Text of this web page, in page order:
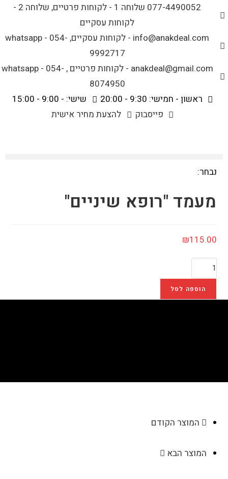
077-4490052 שלוחה 1 - לקוחות פרטיים, שלוחה 2 -
לקוחות עסקיים
info@anakdeal.com - לקוחות עסקיים, whatsapp - 054-
9992717
anakdeal@gmail.com - לקוחות פרטיים , whatsapp - 054-
8074950
ראשון - חמישי: 9:30 - 20:00
שישי: - 9:00 - 15:00
פייסבוק
להצעת מחיר אישית
נבחר:
מעמד "רופא שיניים"
₪ 115.00
הוספה לסל
המוצר הקודם
המוצר הבא